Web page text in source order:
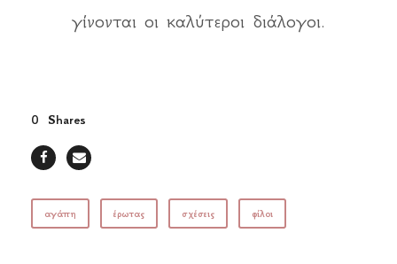
γίνονται οι καλύτεροι διάλογοι.
0 Shares
αγάπη έρωτας σχέσεις φίλοι